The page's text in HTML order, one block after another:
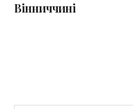
Вінниччині